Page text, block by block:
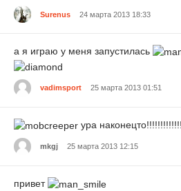
Surenus 24 марта 2013 18:33
а я играю у меня запустилась
vadimsport 25 марта 2013 01:51
ура
mkgj 25 марта 2013 12:15
привет